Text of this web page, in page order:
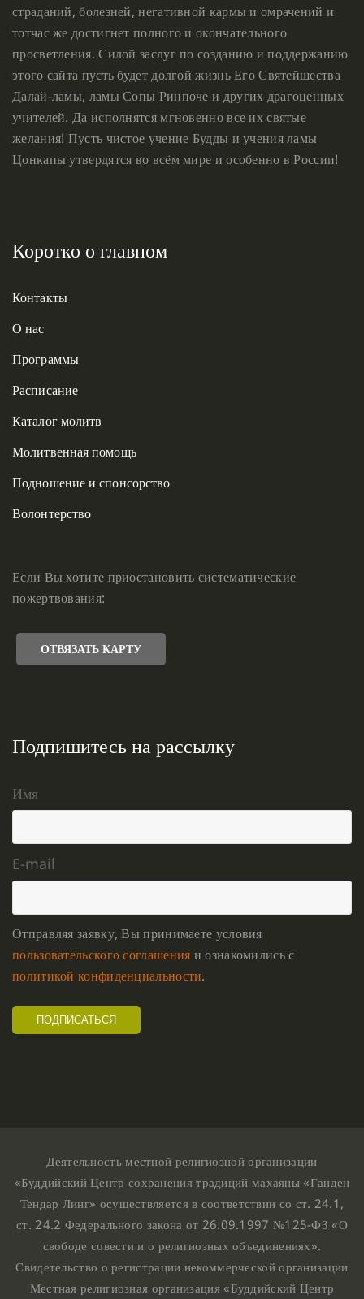
страданий, болезней, негативной кармы и омрачений и
тотчас же достигнет полного и окончательного
просветления. Силой заслуг по созданию и поддержанию
этого сайта пусть будет долгой жизнь Его Святейшества
Далай-ламы, ламы Сопы Ринпоче и других драгоценных
учителей. Да исполнятся мгновенно все их святые
желания! Пусть чистое учение Будды и учения ламы
Цонкапы утвердятся во всём мире и особенно в России!
Коротко о главном
Контакты
О нас
Программы
Расписание
Каталог молитв
Молитвенная помощь
Подношение и спонсорство
Волонтерство
Если Вы хотите приостановить систематические
пожертвования:
ОТВЯЗАТЬ КАРТУ
Подпишитесь на рассылку
Имя
E-mail
Отправляя заявку, Вы принимаете условия
пользовательского соглашения и ознакомились с
политикой конфиденциальности.
Деятельность местной религиозной организации
«Буддийский Центр сохранения традиций махаяны «Ганден
Тендар Линг» осуществляется в соответствии со ст. 24.1,
ст. 24.2 Федерального закона от 26.09.1997 №125-ФЗ «О
свободе совести и о религиозных объединениях».
Свидетельство о регистрации некоммерческой организации
Местная религиозная организация «Буддийский Центр